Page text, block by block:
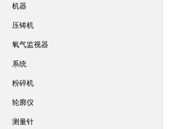
机器
压铸机
氧气监视器
系统
粉碎机
轮廓仪
测量针